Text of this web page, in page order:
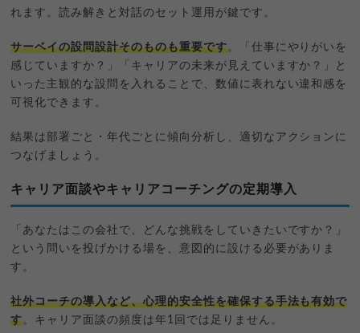
れます。読み解きと対話のセット運用が鍵です。
サーベイの設問設計そのものも重要です。「仕事にやりがいを
感じていますか？」「キャリアの未来が見えていますか？」と
いった主観的な設問を入れることで、数値に表れない違和感を
可視化できます。
結果は部署ごと・年代ごとに傾向分析し、適切なアクションに
つなげましょう。
キャリア面談やキャリアコーチングの定期導入
「あなたはこの会社で、どんな挑戦をしていきたいですか？」
という問いを投げかける場を、意図的に設ける必要がありま
す。
社外コーチの導入など、心理的安全性を確保する手法も有効で
す。キャリア面談の頻度は年1回では足りません。